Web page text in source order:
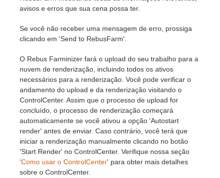
avisos e erros que sua cena possa ter.
Se você não receber uma mensagem de erro, prossiga
clicando em 'Send to RebusFarm'.
O Rebus Farminizer fará o upload do seu trabalho para a
nuvem de renderização, incluindo todos os ativos
necessários para a renderização. Você pode verificar o
andamento do upload e da renderização visitando o
ControlCenter. Assim que o processo de upload for
concluído, o processo de renderização começará
automaticamente se você ativou a opção 'Autostart
render' antes de enviar. Caso contrário, você terá que
iniciar a renderização manualmente clicando no botão
'Start Render' no ControlCenter. Verifique nossa seção
'Como usar o ControlCenter' para obter mais detalhes
sobre o ControlCenter.